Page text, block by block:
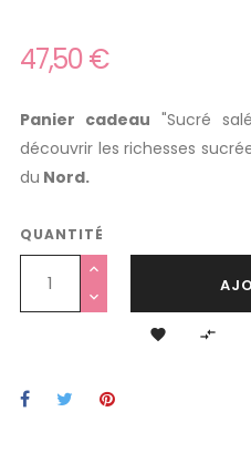
47,50 €
Panier cadeau "Sucré
découvrir les richesses
du Nord.
QUANTITÉ
 